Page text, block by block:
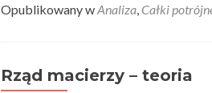
Opublikowany wAnaliza, Całki
Rząd macierzy – teoria